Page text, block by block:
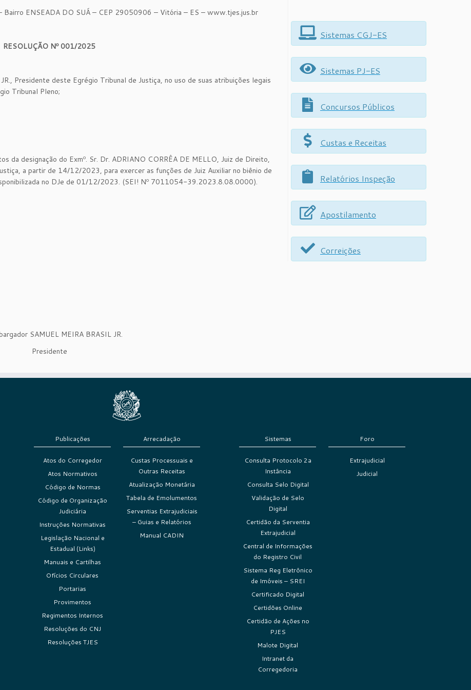
Bairro ENSEADA DO SUÁ – CEP 29050906 – Vitória – ES – www.tjes.jus.br
RESOLUÇÃO Nº 001/2025
Presidente deste Egrégio Tribunal de Justiça, no uso de suas atribuições legais
Tribunal Pleno;
da designação do Exmº. Sr. Dr. ADRIANO CORRÊA DE MELLO, Juiz de Direito,
a partir de 14/12/2023, para exercer as funções de Juiz Auxiliar no biênio de
no DJe de 01/12/2023. (SEI! Nº 7011054-39.2023.8.08.0000).
SAMUEL MEIRA BRASIL JR.
Presidente
Sistemas CGJ-ES
Sistemas PJ-ES
Concursos Públicos
Custas e Receitas
Relatórios Inspeção
Apostilamento
Correições
Publicações
Atos do Corregedor
Atos Normativos
Código de Normas
Código de Organização
Judiciária
Instruções Normativas
Legislação Nacional e
Estadual (Links)
Manuais e Cartilhas
Ofícios Circulares
Portarias
Provimentos
Regimentos Internos
Resoluções do CNJ
Resoluções TJES
Arrecadação
Custas Processuais e
Outras Receitas
Atualização Monetária
Tabela de Emolumentos
Serventias Extrajudiciais
– Guias e Relatórios
Manual CADIN
Sistemas
Consulta Protocolo 2a
Instância
Consulta Selo Digital
Validação de Selo
Digital
Certidão da Serventia
Extrajudicial
Central de Informações
do Registro Civil
Sistema Reg Eletrônico
de Imóveis – SREI
Certificado Digital
Certidões Online
Certidão de Ações no
PJES
Malote Digital
Intranet da
Corregedoria
Foro
Extrajudicial
Judicial